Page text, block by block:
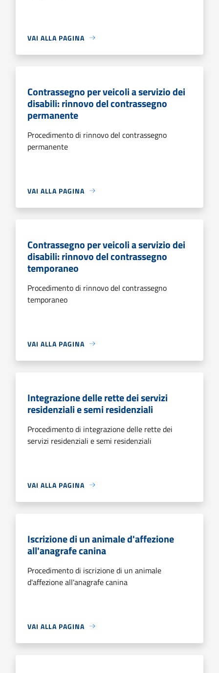
VAI ALLA PAGINA
Contrassegno per veicoli a servizio dei
disabili: rinnovo del contrassegno
permanente
Procedimento di rinnovo del contrassegno
permanente
VAI ALLA PAGINA
Contrassegno per veicoli a servizio dei
disabili: rinnovo del contrassegno
temporaneo
Procedimento di rinnovo del contrassegno
temporaneo
VAI ALLA PAGINA
Integrazione delle rette dei servizi
residenziali e semi residenziali
Procedimento di integrazione delle rette dei
servizi residenziali e semi residenziali
VAI ALLA PAGINA
Iscrizione di un animale d'affezione
all'anagrafe canina
Procedimento di iscrizione di un animale
d'affezione all'anagrafe canina
VAI ALLA PAGINA